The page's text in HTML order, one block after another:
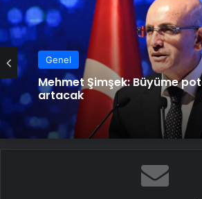
Genel
Mehmet Şimşek: Büyüme
artacak